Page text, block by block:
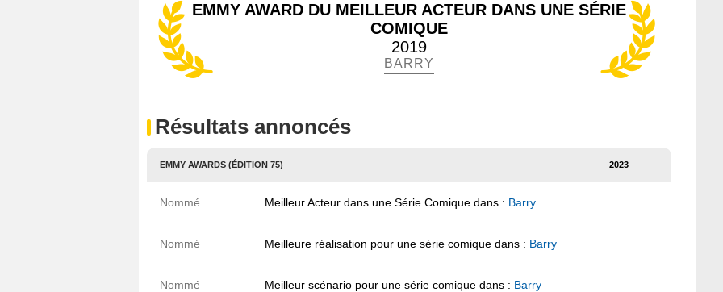
EMMY AWARD DU MEILLEUR ACTEUR DANS UNE SÉRIE
COMIQUE
2019
BARRY
Résultats annoncés
EMMY AWARDS (ÉDITION 75) 2023
Nommé Meilleur Acteur dans une Série Comique dans : Barry
Nommé Meilleure réalisation pour une série comique dans : Barry
Nommé Meilleur scénario pour une série comique dans : Barry